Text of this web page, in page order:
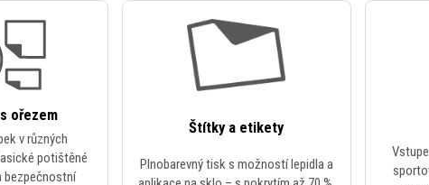
ořezem
v různých
potištěné
bezpečnostní
Štítky a etikety
Plnobarevný tisk s možností lepidla a